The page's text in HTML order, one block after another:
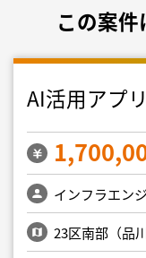
この案
AI活用アプ
インフラエン
23区南部（品